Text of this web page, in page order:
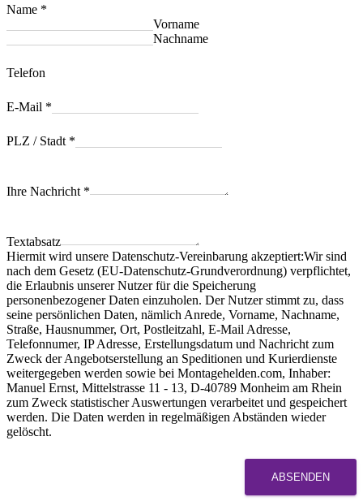
Name *
Vorname
Nachname
Telefon
E-Mail *
PLZ / Stadt *
Ihre Nachricht *
Textabsatz
Hiermit wird unsere Datenschutz-Vereinbarung akzeptiert:Wir sind
nach dem Gesetz (EU-Datenschutz-Grundverordnung) verpflichtet,
die Erlaubnis unserer Nutzer für die Speicherung
personenbezogener Daten einzuholen. Der Nutzer stimmt zu, dass
seine persönlichen Daten, nämlich Anrede, Vorname, Nachname,
Straße, Hausnummer, Ort, Postleitzahl, E-Mail Adresse,
Telefonnumer, IP Adresse, Erstellungsdatum und Nachricht zum
Zweck der Angebotserstellung an Speditionen und Kurierdienste
weitergegeben werden sowie bei Montagehelden.com, Inhaber:
Manuel Ernst, Mittelstrasse 11 - 13, D-40789 Monheim am Rhein
zum Zweck statistischer Auswertungen verarbeitet und gespeichert
werden. Die Daten werden in regelmäßigen Abständen wieder
gelöscht.
ABSENDEN